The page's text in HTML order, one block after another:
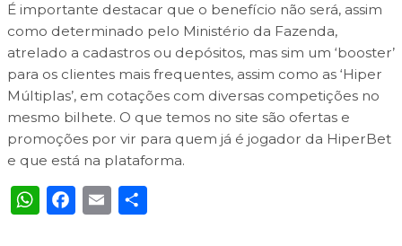
É importante destacar que o benefício não será, assim
como determinado pelo Ministério da Fazenda,
atrelado a cadastros ou depósitos, mas sim um ‘booster’
para os clientes mais frequentes, assim como as ‘Hiper
Múltiplas’, em cotações com diversas competições no
mesmo bilhete. O que temos no site são ofertas e
promoções por vir para quem já é jogador da HiperBet
e que está na plataforma.
WhatsApp
Facebook
EmailShare